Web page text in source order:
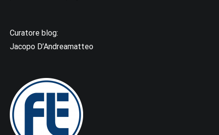
Curatore blog:
Jacopo D’Andreamatteo